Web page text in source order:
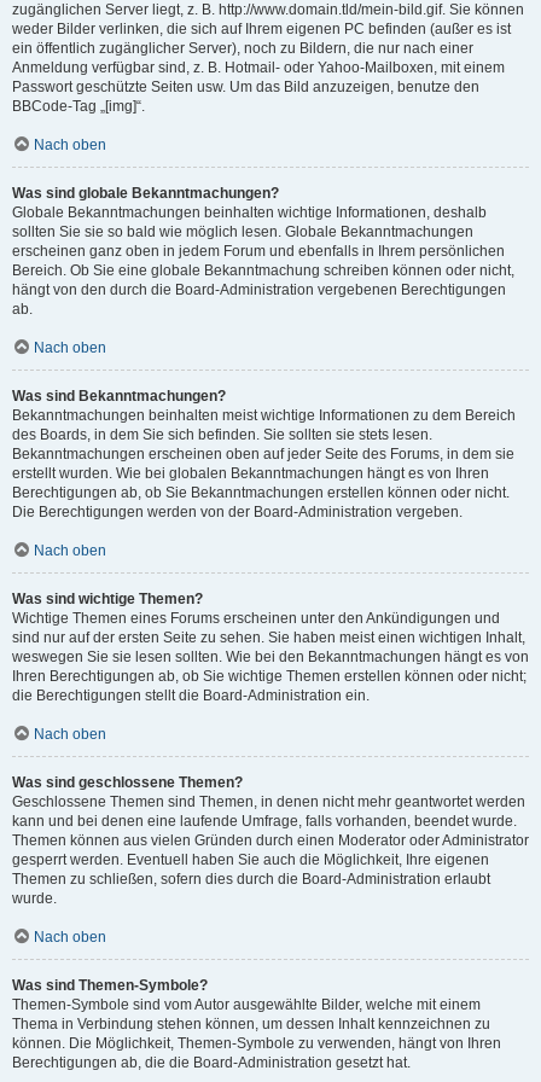
zugänglichen Server liegt, z. B. http://www.domain.tld/mein-bild.gif. Sie können
weder Bilder verlinken, die sich auf Ihrem eigenen PC befinden (außer es ist
ein öffentlich zugänglicher Server), noch zu Bildern, die nur nach einer
Anmeldung verfügbar sind, z. B. Hotmail- oder Yahoo-Mailboxen, mit einem
Passwort geschützte Seiten usw. Um das Bild anzuzeigen, benutze den
BBCode-Tag „[img]“.
Nach oben
Was sind globale Bekanntmachungen?
Globale Bekanntmachungen beinhalten wichtige Informationen, deshalb
sollten Sie sie so bald wie möglich lesen. Globale Bekanntmachungen
erscheinen ganz oben in jedem Forum und ebenfalls in Ihrem persönlichen
Bereich. Ob Sie eine globale Bekanntmachung schreiben können oder nicht,
hängt von den durch die Board-Administration vergebenen Berechtigungen
ab.
Nach oben
Was sind Bekanntmachungen?
Bekanntmachungen beinhalten meist wichtige Informationen zu dem Bereich
des Boards, in dem Sie sich befinden. Sie sollten sie stets lesen.
Bekanntmachungen erscheinen oben auf jeder Seite des Forums, in dem sie
erstellt wurden. Wie bei globalen Bekanntmachungen hängt es von Ihren
Berechtigungen ab, ob Sie Bekanntmachungen erstellen können oder nicht.
Die Berechtigungen werden von der Board-Administration vergeben.
Nach oben
Was sind wichtige Themen?
Wichtige Themen eines Forums erscheinen unter den Ankündigungen und
sind nur auf der ersten Seite zu sehen. Sie haben meist einen wichtigen Inhalt,
weswegen Sie sie lesen sollten. Wie bei den Bekanntmachungen hängt es von
Ihren Berechtigungen ab, ob Sie wichtige Themen erstellen können oder nicht;
die Berechtigungen stellt die Board-Administration ein.
Nach oben
Was sind geschlossene Themen?
Geschlossene Themen sind Themen, in denen nicht mehr geantwortet werden
kann und bei denen eine laufende Umfrage, falls vorhanden, beendet wurde.
Themen können aus vielen Gründen durch einen Moderator oder Administrator
gesperrt werden. Eventuell haben Sie auch die Möglichkeit, Ihre eigenen
Themen zu schließen, sofern dies durch die Board-Administration erlaubt
wurde.
Nach oben
Was sind Themen-Symbole?
Themen-Symbole sind vom Autor ausgewählte Bilder, welche mit einem
Thema in Verbindung stehen können, um dessen Inhalt kennzeichnen zu
können. Die Möglichkeit, Themen-Symbole zu verwenden, hängt von Ihren
Berechtigungen ab, die die Board-Administration gesetzt hat.